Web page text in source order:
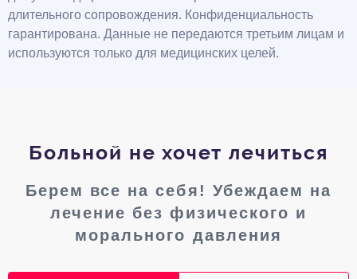
длительного сопровождения. Конфиденциальность
гарантирована. Данные не передаются третьим лицам и
используются только для медицинских целей.
Больной не хочет лечиться
Берем все на себя! Убеждаем на
лечение без физического и
морального давления